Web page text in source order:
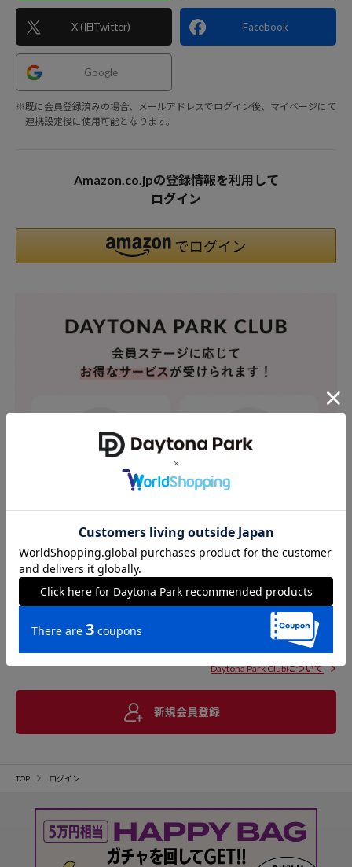
X (旧Twitter) Facebook
Google
※既に会員登録済みの場合、メールアドレスでログイン後、マイページにて
連携設定後に使用可能となります。
Amazon.co.jpの登録情報を利用して
ログイン
Daytona Park Clubについて
新規会員登録
TOP ログイン